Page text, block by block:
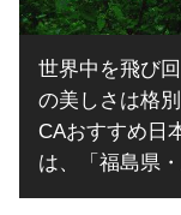
世界中を飛び
の美しさは格
CAおすすめ日
は、「福島県